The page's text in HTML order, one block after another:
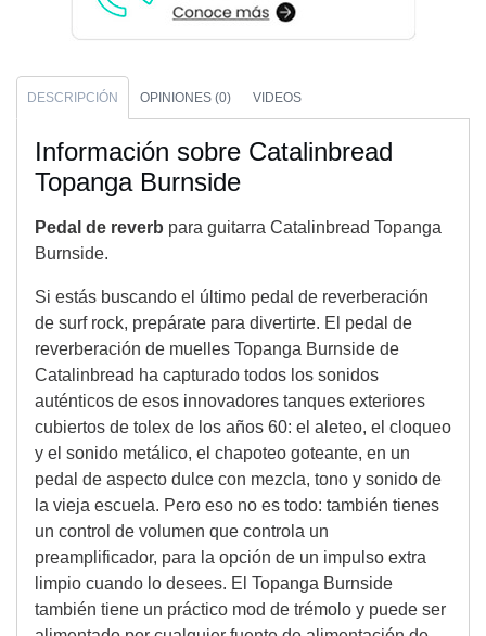
DESCRIPCIÓN OPINIONES (0) VIDEOS
Información sobre Catalinbread
Topanga Burnside
Pedal de reverb para guitarra Catalinbread Topanga
Burnside.
Si estás buscando el último pedal de reverberación
de surf rock, prepárate para divertirte. El pedal de
reverberación de muelles Topanga Burnside de
Catalinbread ha capturado todos los sonidos
auténticos de esos innovadores tanques exteriores
cubiertos de tolex de los años 60: el aleteo, el cloqueo
y el sonido metálico, el chapoteo goteante, en un
pedal de aspecto dulce con mezcla, tono y sonido de
la vieja escuela. Pero eso no es todo: también tienes
un control de volumen que controla un
preamplificador, para la opción de un impulso extra
limpio cuando lo desees. El Topanga Burnside
también tiene un práctico mod de trémolo y puede ser